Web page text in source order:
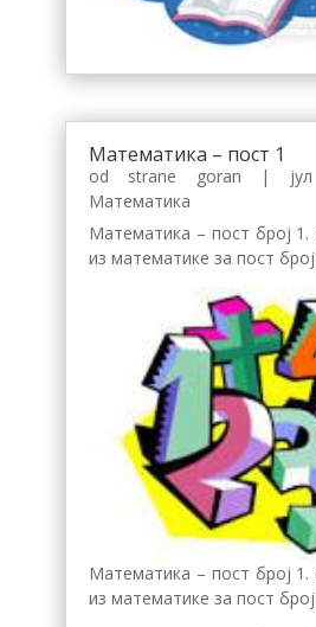
Математика – пост 1
od strane goran |
Математика
Математика – пост број 1.
из математике за пост број
Математика – пост број 1.
из математике за пост број